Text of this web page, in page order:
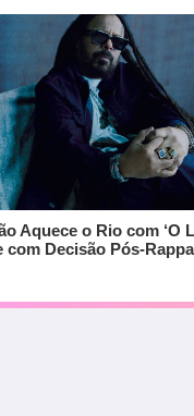
Aquece o Rio com ‘O
com Decisão Pós-